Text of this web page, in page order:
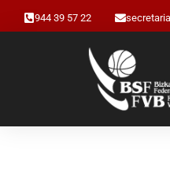
944 39 57 22